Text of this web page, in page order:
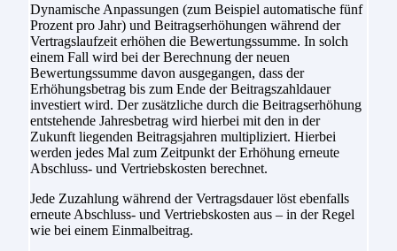
Dynamische Anpassungen (zum Beispiel automatische fünf
Prozent pro Jahr) und Beitragserhöhungen während der
Vertragslaufzeit erhöhen die Bewertungssumme. In solch
einem Fall wird bei der Berechnung der neuen
Bewertungssumme davon ausgegangen, dass der
Erhöhungsbetrag bis zum Ende der Beitragszahldauer
investiert wird. Der zusätzliche durch die Beitragserhöhung
entstehende Jahresbetrag wird hierbei mit den in der
Zukunft liegenden Beitragsjahren multipliziert. Hierbei
werden jedes Mal zum Zeitpunkt der Erhöhung erneute
Abschluss- und Vertriebskosten berechnet.
Jede Zuzahlung während der Vertragsdauer löst ebenfalls
erneute Abschluss- und Vertriebskosten aus – in der Regel
wie bei einem Einmalbeitrag.